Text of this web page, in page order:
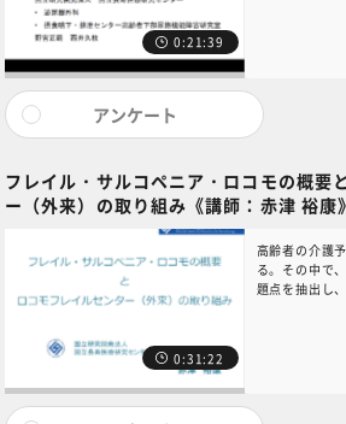
0:21:39
手術について
転倒リスクに
ポリファーマ
解を深めてい
ンツに関する
ださい。
アンケート
フレイル・サルコペニア・ロコモの概要
ー（外来）の取り組み《講師：赤津 裕康》​
0:31:22
高齢者の介護
る。その中で
題点を抽出し
ムの状態把握
た、現在、国
モフレイルセ